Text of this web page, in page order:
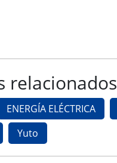
relacionados
ENERGÍA ELÉCTRICA
Yuto